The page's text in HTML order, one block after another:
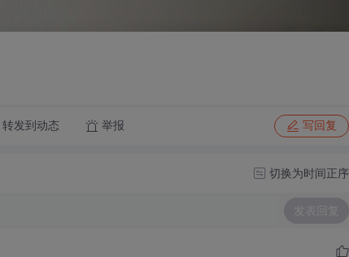
转发到动态 举报 写回复
切换为时间正序
发表回复